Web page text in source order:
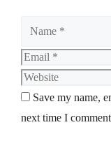
Save my name,
next time I